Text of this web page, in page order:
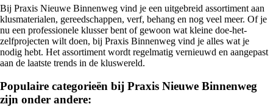
Bij Praxis Nieuwe Binnenweg vind je een uitgebreid assortiment aan
klusmaterialen, gereedschappen, verf, behang en nog veel meer. Of je
nu een professionele klusser bent of gewoon wat kleine doe-het-
zelfprojecten wilt doen, bij Praxis Binnenweg vind je alles wat je
nodig hebt. Het assortiment wordt regelmatig vernieuwd en aangepast
aan de laatste trends in de kluswereld.
Populaire categorieën bij Praxis Nieuwe Binnenweg
zijn onder andere: